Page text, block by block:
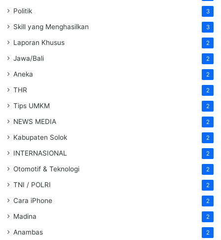
Politik 3
Skill yang Menghasilkan 3
Laporan Khusus 2
Jawa/Bali 2
Aneka 2
THR 2
Tips UMKM 2
NEWS MEDIA 2
Kabupaten Solok 2
INTERNASIONAL 2
Otomotif & Teknologi 2
TNI / POLRI 2
Cara iPhone 2
Madina 2
Anambas 2